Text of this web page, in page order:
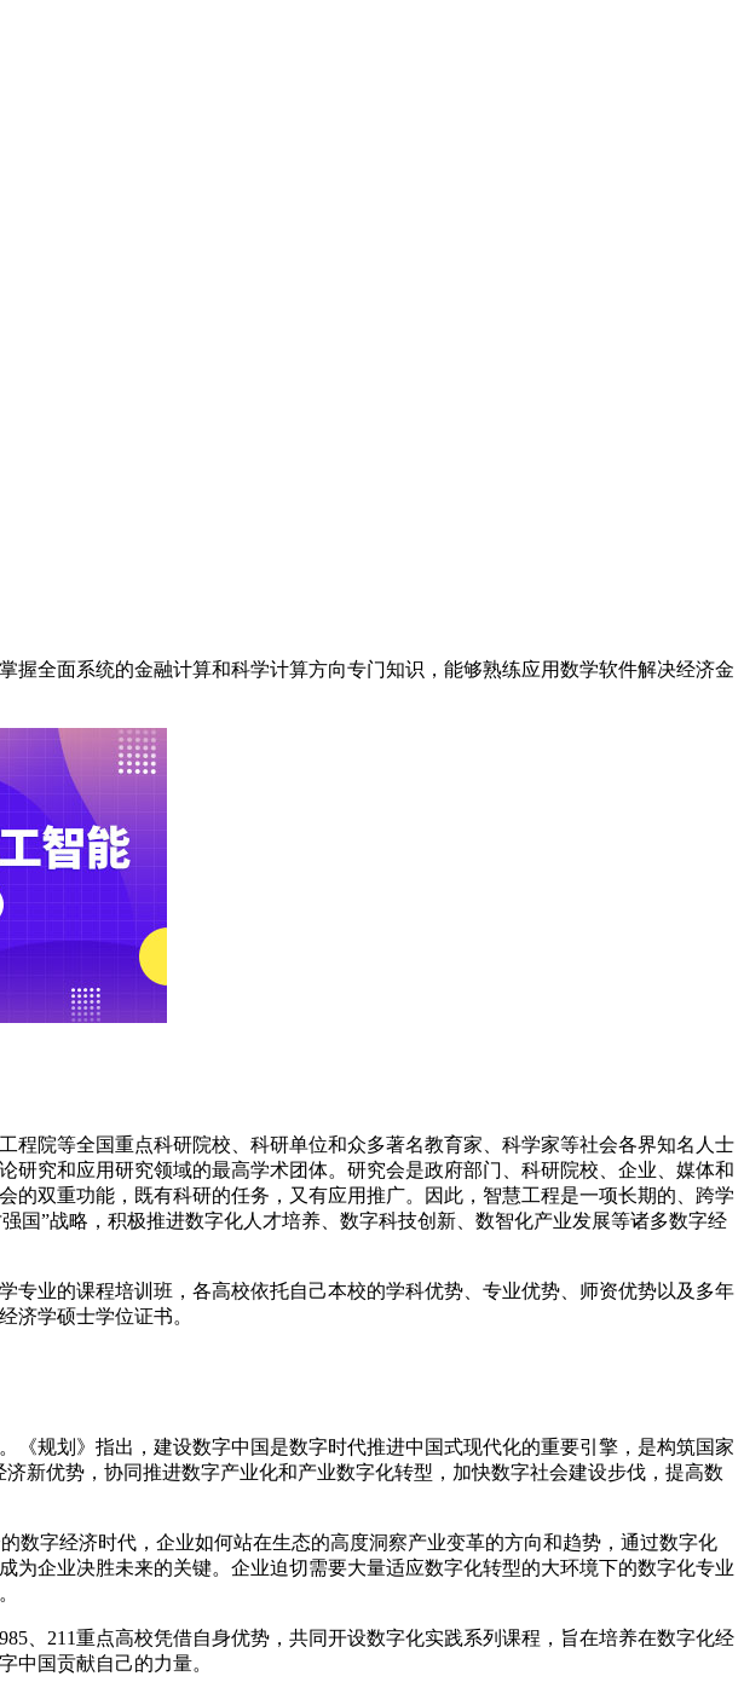
全面系统的金融计算和科学计算方向专门知识，能够熟练应用数学软件解决经济金
院等全国重点科研院校、科研单位和众多著名教育家、科学家等社会各界知名人士
究和应用研究领域的最高学术团体。研究会是政府部门、科研院校、企业、媒体和
双重功能，既有科研的任务，又有应用推广。因此，智慧工程是一项长期的、跨学
国”战略，积极推进数字化人才培养、数字科技创新、数智化产业发展等诸多数字经
业的课程培训班，各高校依托自己本校的学科优势、专业优势、师资优势以及多年
济学硕士学位证书。
规划》指出，建设数字中国是数字时代推进中国式现代化的重要引擎，是构筑国家
新优势，协同推进数字产业化和产业数字化转型，加快数字社会建设步伐，提高数
字经济时代，企业如何站在生态的高度洞察产业变革的方向和趋势，通过数字化
企业决胜未来的关键。企业迫切需要大量适应数字化转型的大环境下的数字化专业
211重点高校凭借自身优势，共同开设数字化实践系列课程，旨在培养在数字化经
中国贡献自己的力量。